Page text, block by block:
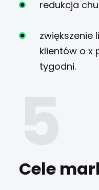
redukcja
zwiększenie
klientów o x
tygodni.
Cele